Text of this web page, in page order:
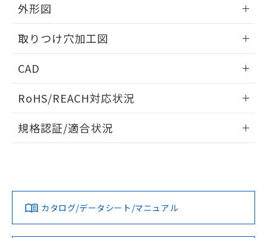
外形図
取りつけ穴加工図
CAD
ドすることができます。
ログイン/会員登録
ダウンロードデータをご利用いただく前に、以下を必ずお読
みください。
ソフトウェアの使用条件
RoHS/REACH対応状況
EU RoHS 注意事項・凡例
対応済み
規格認証/適合状況
LR型式承認
DNV型式承認
BV型式承認
KR型式
カタログ/データシート/マニュアル
していることから、特段のことがない限
り、2022年1月12日より割愛しておりま
す。